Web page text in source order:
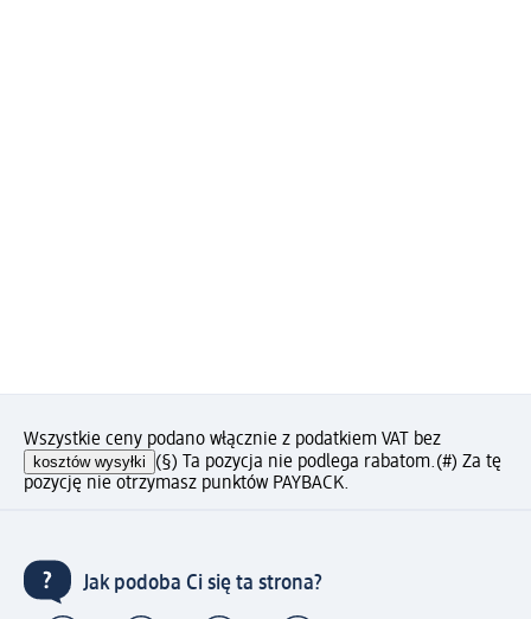
Wszystkie ceny podano włącznie z podatkiem VAT bez
kosztów wysyłki (§) Ta pozycja nie podlega rabatom.(#) Za tę
pozycję nie otrzymasz punktów PAYBACK.
Jak podoba Ci się ta strona?